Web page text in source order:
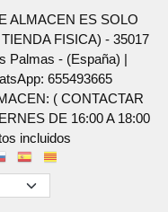
ALMACEN ES SOLO
FISICA) - 35017
Palmas - (España) |
655493665
( CONTACTAR
DE 16:00 A 18:00
incluidos